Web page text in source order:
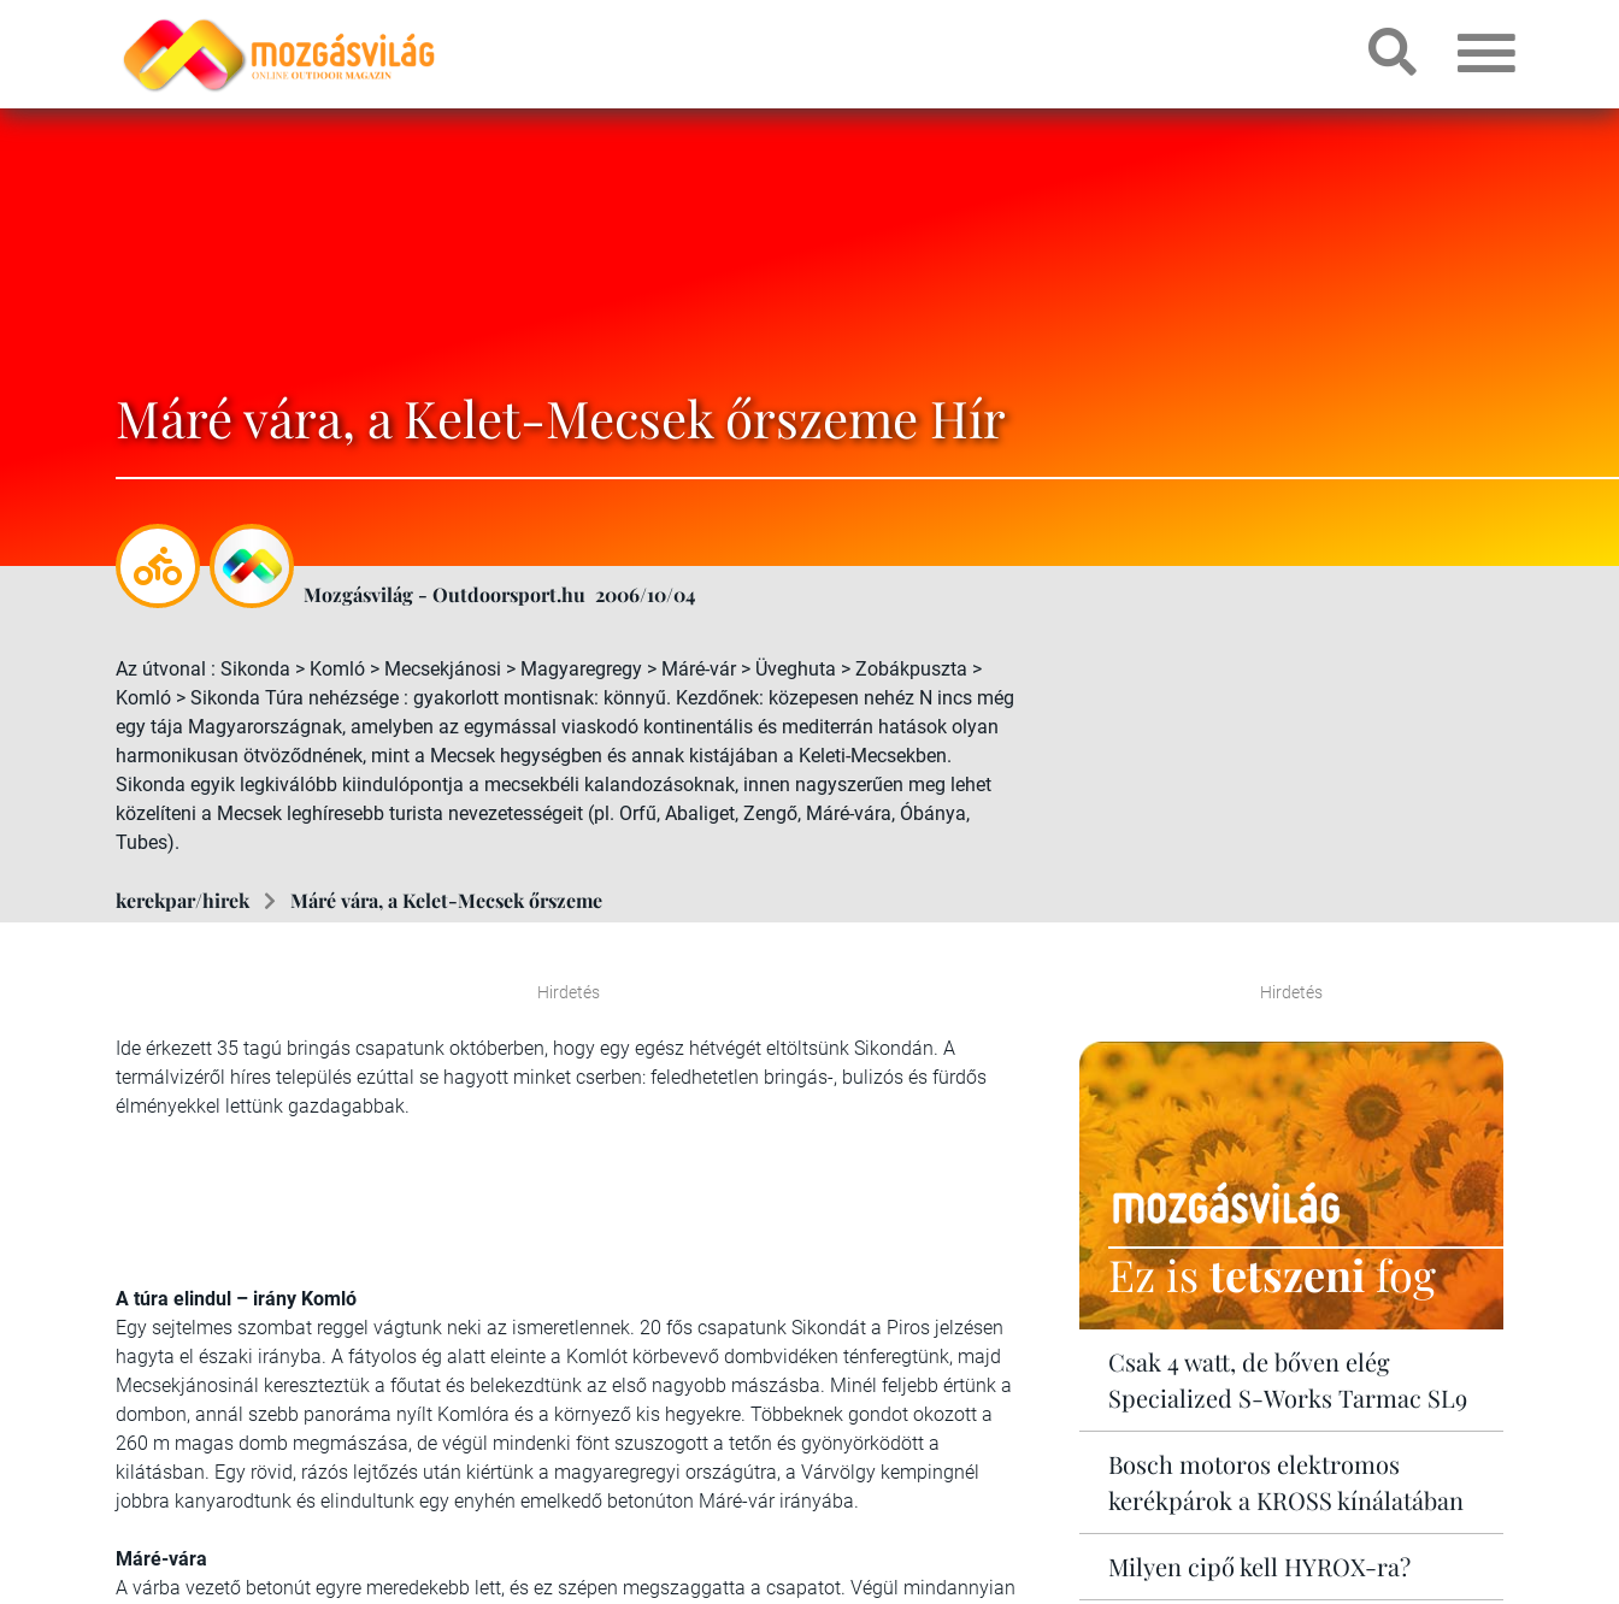
Máré vára, a Kelet-Mecsek őrszeme Hír
Mozgásvilág - Outdoorsport.hu 2006/10/04
Az útvonal : Sikonda > Komló > Mecsekjánosi > Magyaregregy > Máré-vár > Üveghuta > Zobákpuszta >
Komló > Sikonda Túra nehézsége : gyakorlott montisnak: könnyű. Kezdőnek: közepesen nehéz N incs még
egy tája Magyarországnak, amelyben az egymással viaskodó kontinentális és mediterrán hatások olyan
harmonikusan ötvöződnének, mint a Mecsek hegységben és annak kistájában a Keleti-Mecsekben.
Sikonda egyik legkiválóbb kiindulópontja a mecsekbéli kalandozásoknak, innen nagyszerűen meg lehet
közelíteni a Mecsek leghíresebb turista nevezetességeit (pl. Orfű, Abaliget, Zengő, Máré-vára, Óbánya,
Tubes).
kerekpar/hirek Máré vára, a Kelet-Mecsek őrszeme
Hirdetés
Ide érkezett 35 tagú bringás csapatunk októberben, hogy egy egész hétvégét eltöltsünk Sikondán. A
termálvizéről híres település ezúttal se hagyott minket cserben: feledhetetlen bringás-, bulizós és fürdős
élményekkel lettünk gazdagabbak.
A túra elindul – irány Komló
Egy sejtelmes szombat reggel vágtunk neki az ismeretlennek. 20 fős csapatunk Sikondát a Piros jelzésen
hagyta el északi irányba. A fátyolos ég alatt eleinte a Komlót körbevevő dombvidéken ténferegtünk, majd
Mecsekjánosinál kereszteztük a főutat és belekezdtünk az első nagyobb mászásba. Minél feljebb értünk a
dombon, annál szebb panoráma nyílt Komlóra és a környező kis hegyekre. Többeknek gondot okozott a
260 m magas domb megmászása, de végül mindenki fönt szuszogott a tetőn és gyönyörködött a
kilátásban. Egy rövid, rázós lejtőzés után kiértünk a magyaregregyi országútra, a Várvölgy kempingnél
jobbra kanyarodtunk és elindultunk egy enyhén emelkedő betonúton Máré-vár irányába.
Máré-vára
A várba vezető betonút egyre meredekebb lett, és ez szépen megszaggatta a csapatot. Végül mindannyian
Hirdetés
Ez istetszenifog
Csak 4 watt, de bőven elég
Specialized S-Works Tarmac SL9
Bosch motoros elektromos
kerékpárok a KROSS kínálatában
Milyen cipő kell HYROX-ra?